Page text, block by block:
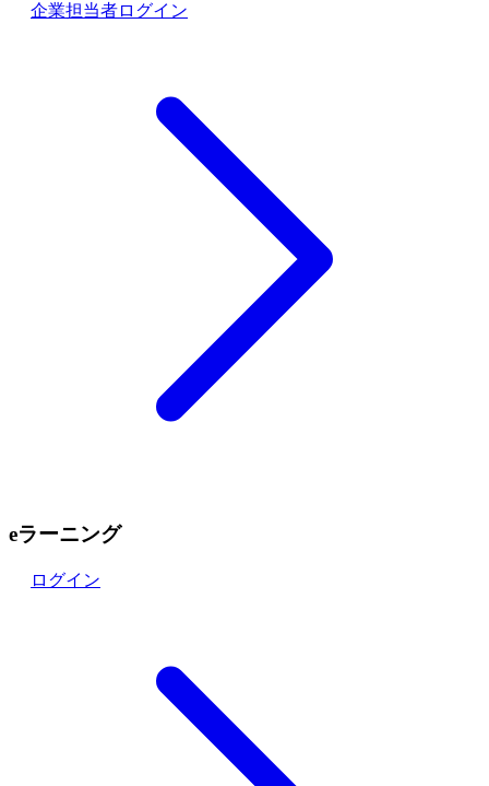
企業担当者ログイン
eラーニング
ログイン